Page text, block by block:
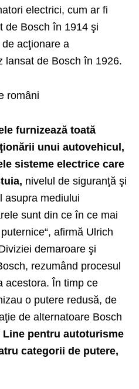
electrici, cum ar fi
de Bosch în 1914 şi
acţionare a
lansat de Bosch în 1926.
români
furnizează toată
unui autovehicul,
sisteme electrice care
nivelul de siguranţă şi
asupra mediului
sunt din ce în ce mai
afirmă Ulrich
demaroare şi
rezumând procesul
acestora. În timp ce
o putere redusă, de
de alternatoare Bosch
Line pentru autoturisme
categorii de putere,